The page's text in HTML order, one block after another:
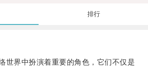
排行
界中扮演着重要的角色，它们不仅是